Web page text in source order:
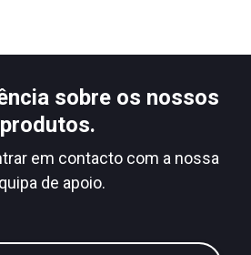
sobre os nossos
produtos.
em contacto com a nossa
de apoio.